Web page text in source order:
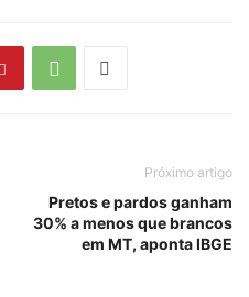
Próximo artigo
Pretos e pardos ganham
30% a menos que brancos
em MT, aponta IBGE